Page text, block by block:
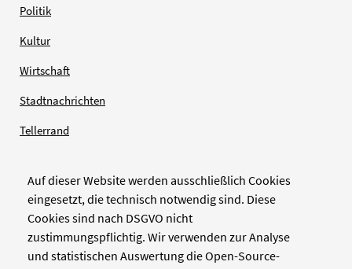
Auf dieser Website werden ausschließlich Cookies
eingesetzt, die technisch notwendig sind. Diese
Cookies sind nach DSGVO nicht
zustimmungspflichtig. Wir verwenden zur Analyse
und statistischen Auswertung die Open-Source-
Politik
Kultur
Wirtschaft
Stadtnachrichten
Tellerrand
Verlag
Pinienstraße 2
40233 Düsseldorf